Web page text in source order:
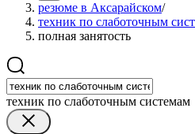
резюме в Аксарайском/
техник по слаботочным
полная занятость
техник по слаботочным системам